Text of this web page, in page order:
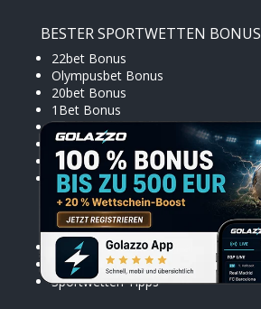
BESTER SPORTWETTEN BONUS
22bet Bonus
Olympusbet Bonus
20bet Bonus
1Bet Bonus
Pribet Bonus
Sportaza Bonus
Ivibet Bonus
Cloudbet Bonus
INTERESSANTE LINKS
Wettanbieter mit PayPal
Sportwetten Apps
Sportwetten Tipps